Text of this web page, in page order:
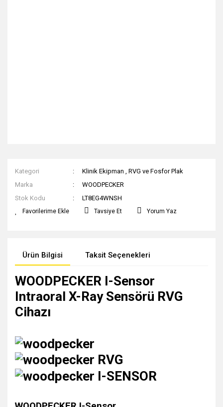
Kategori Klinik Ekipman ,RVG ve Fosfor Plak
Marka
WOODPECKER
Stok Kodu
LT8EG4WNSH
Tavsiye Et Yorum Yaz
Ürün Bilgisi Taksit Seçenekleri
WOODPECKER I-Sensor
Intraoral X-Ray Sensörü RVG
Cihazı